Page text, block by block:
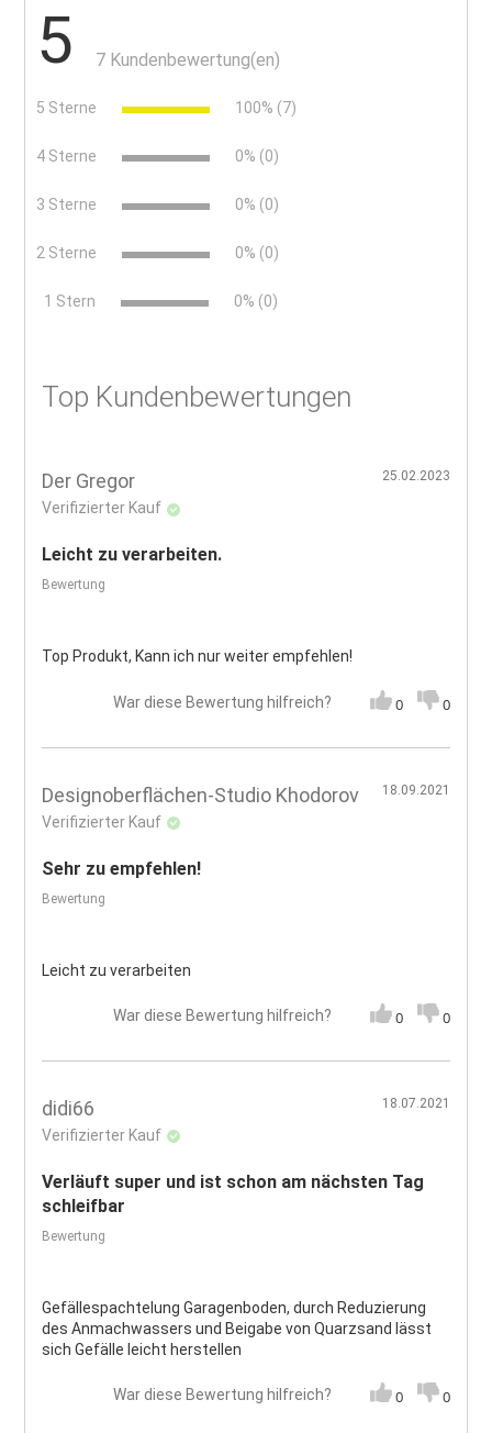
5 7 Kundenbewertung(en)
5 Sterne 100% (7)
4 Sterne 0% (0)
3 Sterne 0% (0)
2 Sterne 0% (0)
1 Stern 0% (0)
Top Kundenbewertungen
Der Gregor
Verifizierter Kauf
25.02.2023
Leicht zu verarbeiten.
Bewertung
Top Produkt, Kann ich nur weiter empfehlen!
War diese Bewertung hilfreich? 0 0
Designoberflächen-Studio Khodorov
Verifizierter Kauf
18.09.2021
Sehr zu empfehlen!
Bewertung
Leicht zu verarbeiten
War diese Bewertung hilfreich? 0 0
didi66
Verifizierter Kauf
18.07.2021
Verläuft super und ist schon am nächsten Tag
schleifbar
Bewertung
Gefällespachtelung Garagenboden, durch Reduzierung
des Anmachwassers und Beigabe von Quarzsand lässt
sich Gefälle leicht herstellen
War diese Bewertung hilfreich? 0 0